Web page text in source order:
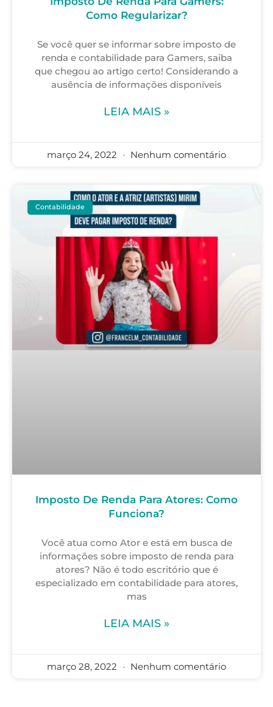
Como Regularizar?
Se você quer se informar sobre imposto de
renda e contabilidade para Gamers, saiba
que chegou ao artigo certo! Considerando a
ausência de informações disponíveis
LEIA MAIS »
março 24, 2022 Nenhum comentário
Contabilidade
Imposto De Renda Para Atores: Como
Funciona?
Você atua como Ator e está em busca de
informações sobre imposto de renda para
atores? Não é todo escritório que é
especializado em contabilidade para atores,
mas
LEIA MAIS »
março 28, 2022 Nenhum comentário